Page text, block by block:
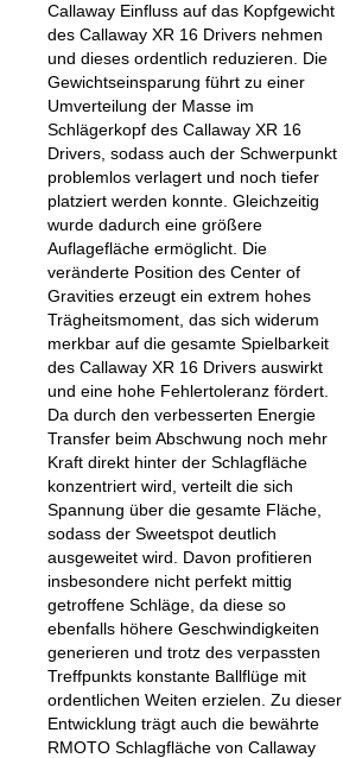
Callaway Einfluss auf das Kopfgewicht
des Callaway XR 16 Drivers nehmen
und dieses ordentlich reduzieren. Die
Gewichtseinsparung führt zu einer
Umverteilung der Masse im
Schlägerkopf des Callaway XR 16
Drivers, sodass auch der Schwerpunkt
problemlos verlagert und noch tiefer
platziert werden konnte. Gleichzeitig
wurde dadurch eine größere
Auflagefläche ermöglicht. Die
veränderte Position des Center of
Gravities erzeugt ein extrem hohes
Trägheitsmoment, das sich widerum
merkbar auf die gesamte Spielbarkeit
des Callaway XR 16 Drivers auswirkt
und eine hohe Fehlertoleranz fördert.
Da durch den verbesserten Energie
Transfer beim Abschwung noch mehr
Kraft direkt hinter der Schlagfläche
konzentriert wird, verteilt die sich
Spannung über die gesamte Fläche,
sodass der Sweetspot deutlich
ausgeweitet wird. Davon profitieren
insbesondere nicht perfekt mittig
getroffene Schläge, da diese so
ebenfalls höhere Geschwindigkeiten
generieren und trotz des verpassten
Treffpunkts konstante Ballflüge mit
ordentlichen Weiten erzielen. Zu dieser
Entwicklung trägt auch die bewährte
RMOTO Schlagfläche von Callaway